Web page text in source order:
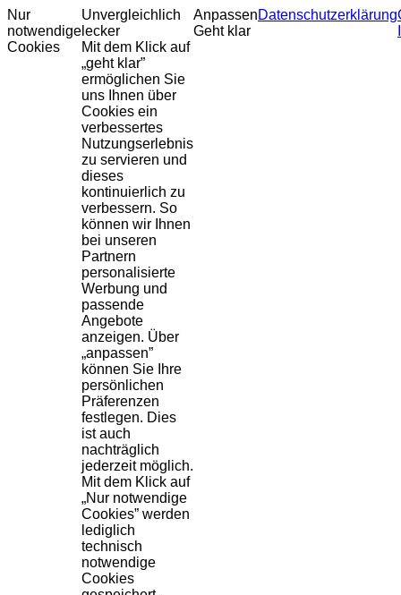
Nur
notwendige
Cookies
Unvergleichlich
lecker
Mit dem Klick auf
„geht klar”
ermöglichen Sie
uns Ihnen über
Cookies ein
verbessertes
Nutzungserlebnis
zu servieren und
dieses
kontinuierlich zu
verbessern. So
können wir Ihnen
bei unseren
Partnern
personalisierte
Werbung und
passende
Angebote
anzeigen. Über
„anpassen”
können Sie Ihre
persönlichen
Präferenzen
festlegen. Dies
ist auch
nachträglich
jederzeit möglich.
Mit dem Klick auf
„Nur notwendige
Cookies” werden
lediglich
technisch
notwendige
Cookies
Anpassen
Geht klar
Datenschutzerklärung